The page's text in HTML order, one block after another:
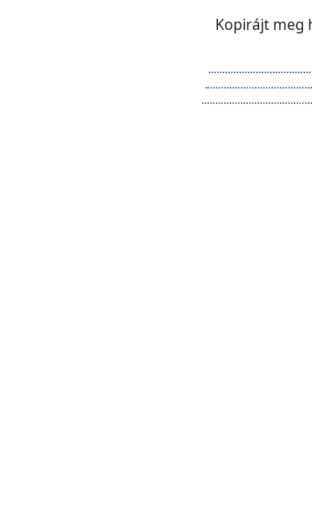
Kopirájt meg